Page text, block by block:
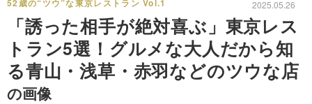
52歳の“ツウ”な東京レストラン Vol.1 2025.05.26
「誘った相手が絶対喜ぶ」東京レス
トラン5選！グルメな大人だから知
る青山・浅草・赤羽などのツウな店
の画像